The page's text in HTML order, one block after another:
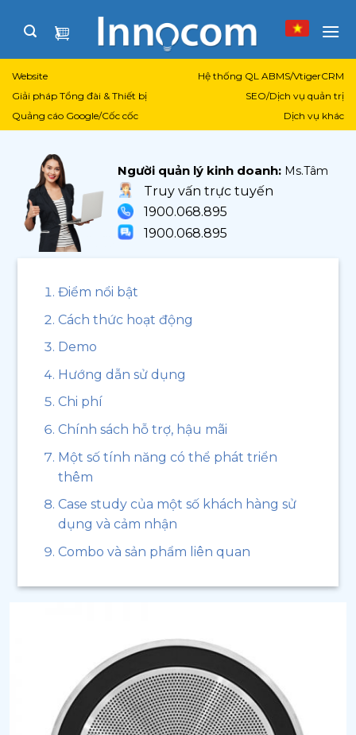
Website
Hệ thống QL ABMS/VtigerCRM
Giải pháp Tổng đài & Thiết bị
SEO/Dịch vụ quản trị
Quảng cáo Google/Cốc cốc
Dịch vụ khác
Người quản lý kinh doanh: Ms.Tâm
Truy vấn trực tuyến
1900.068.895
1900.068.895
Điểm nổi bật
Cách thức hoạt động
Demo
Hướng dẫn sử dụng
Chi phí
Chính sách hỗ trợ, hậu mãi
Một số tính năng có thể phát triển
thêm
Case study của một số khách hàng sử
dụng và cảm nhận
Combo và sản phẩm liên quan